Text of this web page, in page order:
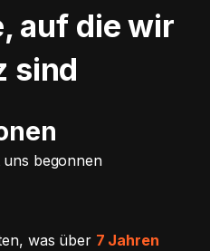
auf die wir
sind
uns begonnen
was über 7 Jahren